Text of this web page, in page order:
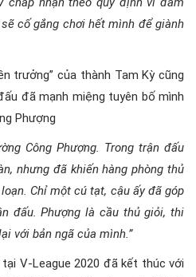
cố gắng chơi hết mình để giành
trưởng” của thành Tam Kỳ cũng
đã mạnh miệng tuyên bố mình
Phượng
Công Phượng. Trong trận đấu
nhưng đã khiến hàng phòng thủ
Chỉ một cú tạt, cậu ấy đã góp
đấu. Phượng là cầu thủ giỏi, thi
với bản ngã của mình.”
V-League 2020 đã kết thúc với